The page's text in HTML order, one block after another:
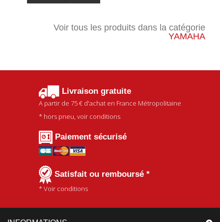
Voir tous les produits dans la catégorie
YAMAHA
Livraison gratuite
A partir de 75 € d'achat en France Métropolitaine
* hors pneu, voir conditions
Paiement sécurisé
Satisfait ou remboursé *
* Voir conditions